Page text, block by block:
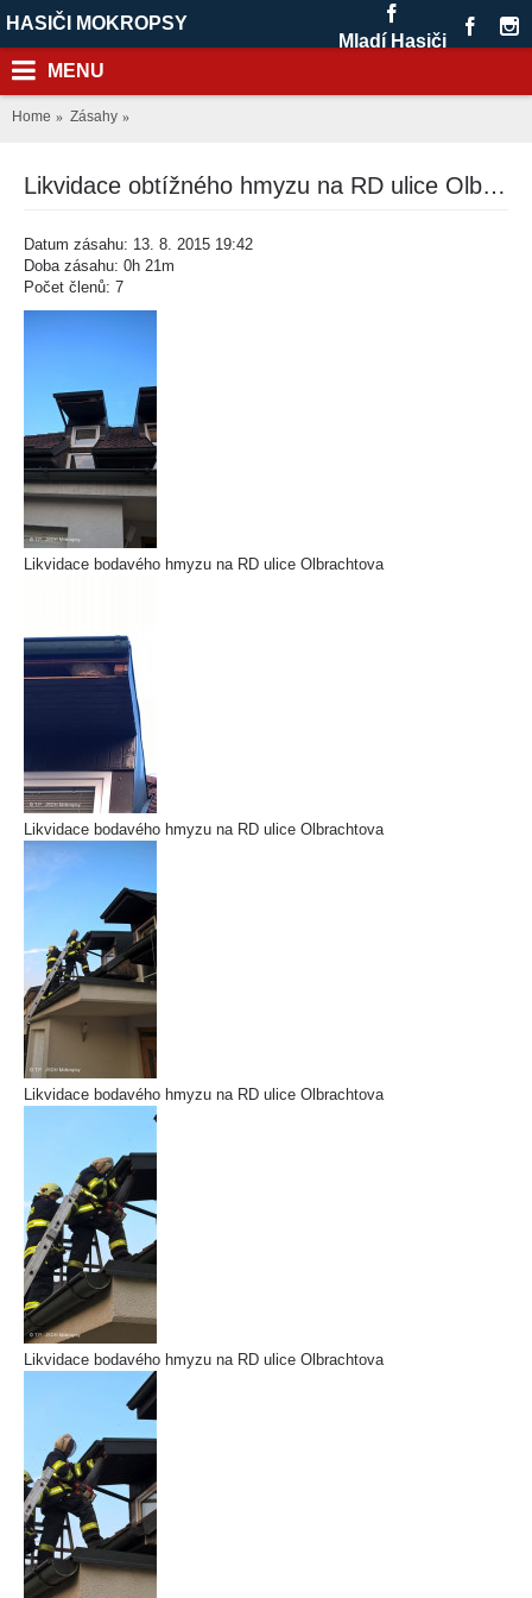
HASIČI MOKROPSY
Mladí Hasiči
MENU
Home Zásahy
Likvidace obtížného hmyzu na RD ulice Olbrachtova
Datum zásahu: 13. 8. 2015 19:42
Doba zásahu: 0h 21m
Počet členů: 7
Likvidace bodavého hmyzu na RD ulice Olbrachtova
Likvidace bodavého hmyzu na RD ulice Olbrachtova
Likvidace bodavého hmyzu na RD ulice Olbrachtova
Likvidace bodavého hmyzu na RD ulice Olbrachtova